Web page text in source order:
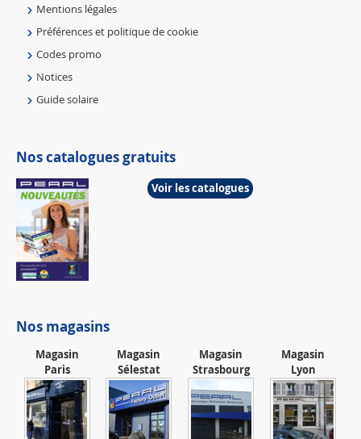
Mentions légales
Préférences et politique de cookie
Codes promo
Notices
Guide solaire
Nos catalogues gratuits
Voir les catalogues
Nos magasins
Magasin
Paris
Magasin
Sélestat
Magasin
Strasbourg
Magasin
Lyon